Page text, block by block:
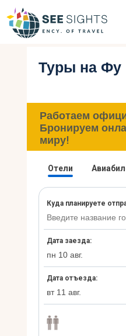
Поиск туров
Типы Туров
Страны
Инфо
Контакты
Туры на Фу
Работаем
Бронируем
миру!